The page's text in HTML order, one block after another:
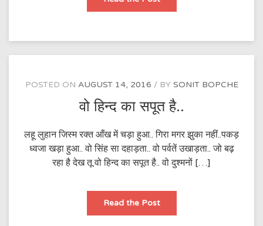
आजादी
भारतीयों”
न
POSTED ON AUGUST 14, 2016 BY SONIT BOPCHE
वो हिन्द का सपूत है..
लहू लुहान जिस्म रक्त आँख में चड़ा हुआ.. गिरा मगर झुका नहीं..पकड़
ध्वजा खड़ा हुआ.. वो सिंह सा दहाड़ता.. वो पर्वतें उखाड़ता.. जो बढ़
रहा है देख तू वो हिन्द का सपूत है.. वो दुश्मनों […]
Read the Postवो
का